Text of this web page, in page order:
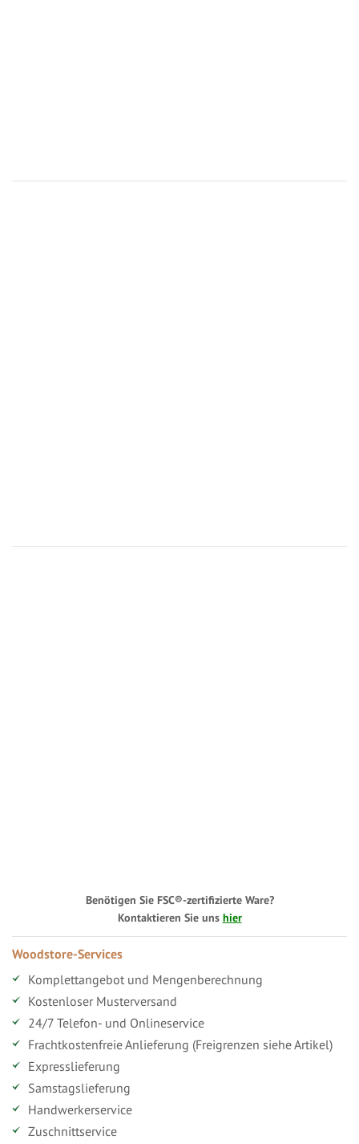
Benötigen Sie FSC®-zertifizierte Ware?
Kontaktieren Sie uns hier
Woodstore-Services
Komplettangebot und Mengenberechnung
Kostenloser Musterversand
24/7 Telefon- und Onlineservice
Frachtkostenfreie Anlieferung (Freigrenzen siehe Artikel)
Expresslieferung
Samstagslieferung
Handwerkerservice
Zuschnittservice